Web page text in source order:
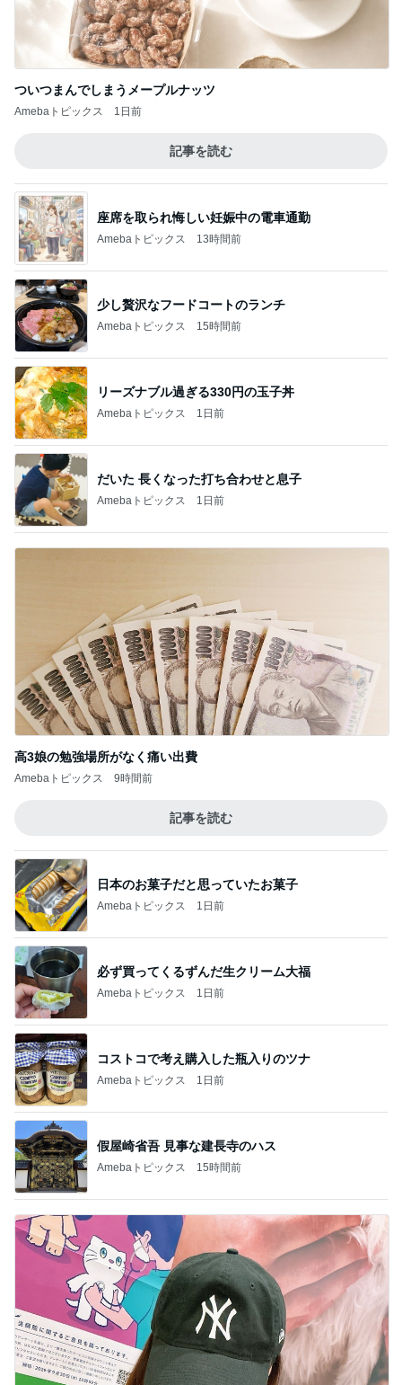
ついつまんでしまうメープルナッツ
Amebaトピックス 1日前
記事を読む
座席を取られ悔しい妊娠中の電車通勤
Amebaトピックス 13時間前
少し贅沢なフードコートのランチ
Amebaトピックス 15時間前
リーズナブル過ぎる330円の玉子丼
Amebaトピックス 1日前
だいた 長くなった打ち合わせと息子
Amebaトピックス 1日前
高3娘の勉強場所がなく痛い出費
Amebaトピックス 9時間前
記事を読む
日本のお菓子だと思っていたお菓子
Amebaトピックス 1日前
必ず買ってくるずんだ生クリーム大福
Amebaトピックス 1日前
コストコで考え購入した瓶入りのツナ
Amebaトピックス 1日前
假屋崎省吾 見事な建長寺のハス
Amebaトピックス 15時間前